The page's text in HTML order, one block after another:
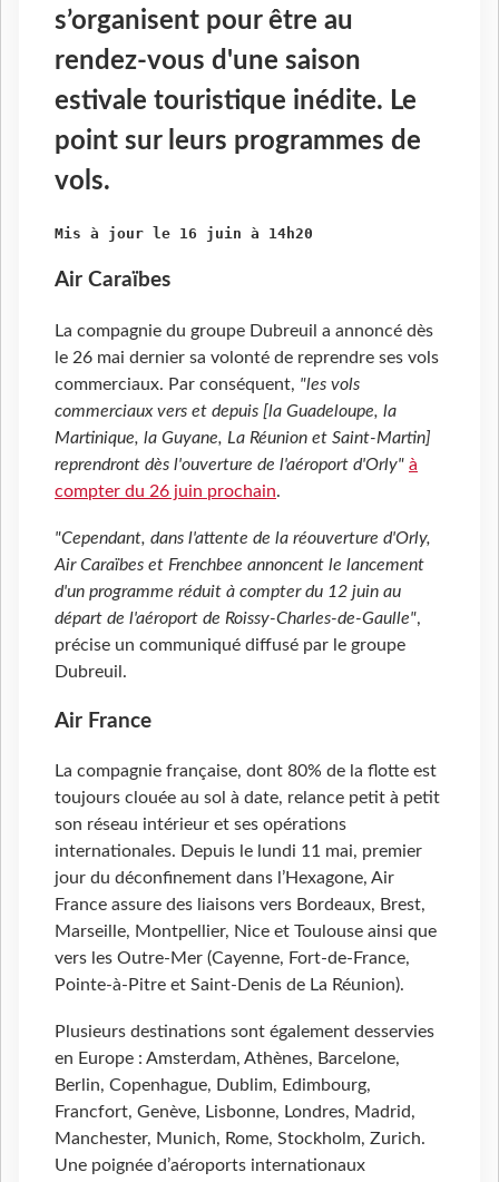
s’organisent pour être au
rendez-vous d'une saison
estivale touristique inédite. Le
point sur leurs programmes de
vols.
Mis à jour le 16 juin à 14h20
Air Caraïbes
La compagnie du groupe Dubreuil a annoncé dès
le 26 mai dernier sa volonté de reprendre ses vols
commerciaux. Par conséquent, "les vols
commerciaux vers et depuis [la Guadeloupe, la
Martinique, la Guyane, La Réunion et Saint-Martin]
reprendront dès l'ouverture de l'aéroport d'Orly" à
compter du 26 juin prochain.
"Cependant, dans l'attente de la réouverture d'Orly,
Air Caraïbes et Frenchbee annoncent le lancement
d'un programme réduit à compter du 12 juin au
départ de l'aéroport de Roissy-Charles-de-Gaulle",
précise un communiqué diffusé par le groupe
Dubreuil.
Air France
La compagnie française, dont 80% de la flotte est
toujours clouée au sol à date, relance petit à petit
son réseau intérieur et ses opérations
internationales. Depuis le lundi 11 mai, premier
jour du déconfinement dans l’Hexagone, Air
France assure des liaisons vers Bordeaux, Brest,
Marseille, Montpellier, Nice et Toulouse ainsi que
vers les Outre-Mer (Cayenne, Fort-de-France,
Pointe-à-Pitre et Saint-Denis de La Réunion).
Plusieurs destinations sont également desservies
en Europe : Amsterdam, Athènes, Barcelone,
Berlin, Copenhague, Dublim, Edimbourg,
Francfort, Genève, Lisbonne, Londres, Madrid,
Manchester, Munich, Rome, Stockholm, Zurich.
Une poignée d’aéroports internationaux